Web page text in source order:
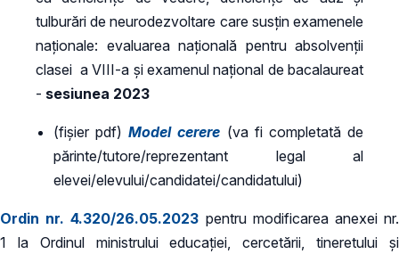
tulburări de neurodezvoltare care susțin examenele
naționale: evaluarea națională pentru absolvenții
clasei a VIII-a și examenul național de bacalaureat
- sesiunea 2023
(fișier pdf)Model cerere (va fi completată de
părinte/tutore/reprezentant legal al
elevei/elevului/candidatei/candidatului)
Ordin nr. 4.320/26.05.2023 pentru modificarea anexei nr.
1 la Ordinul ministrului educației, cercetării, tineretului și